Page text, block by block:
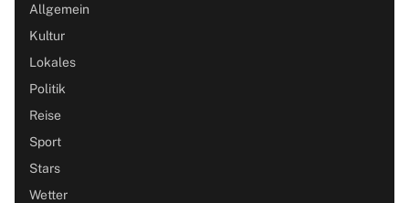
Allgemein
Kultur
Lokales
Politik
Reise
Sport
Stars
Wetter